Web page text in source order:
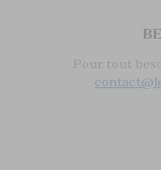
Pour tout